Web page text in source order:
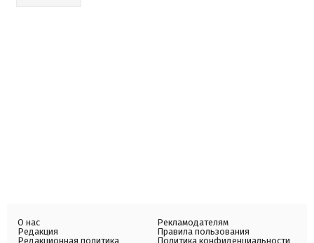
О нас
Редакция
Редакционная политика
Рекламодателям
Правила пользования
Политика конфиденциальности